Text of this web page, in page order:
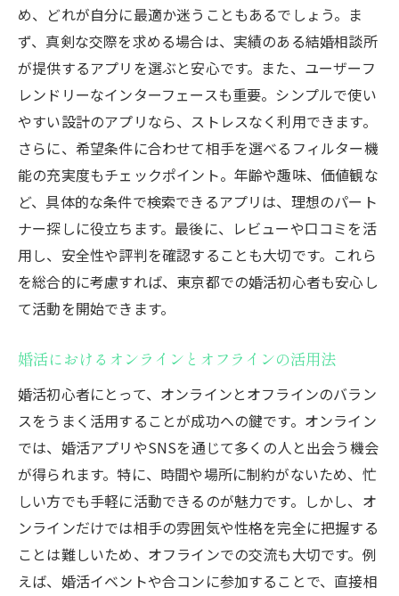
め、どれが自分に最適か迷うこともあるでしょう。ま
ず、真剣な交際を求める場合は、実績のある結婚相談所
が提供するアプリを選ぶと安心です。また、ユーザーフ
レンドリーなインターフェースも重要。シンプルで使い
やすい設計のアプリなら、ストレスなく利用できます。
さらに、希望条件に合わせて相手を選べるフィルター機
能の充実度もチェックポイント。年齢や趣味、価値観な
ど、具体的な条件で検索できるアプリは、理想のパート
ナー探しに役立ちます。最後に、レビューや口コミを活
用し、安全性や評判を確認することも大切です。これら
を総合的に考慮すれば、東京都での婚活初心者も安心し
て活動を開始できます。
婚活におけるオンラインとオフラインの活用法
婚活初心者にとって、オンラインとオフラインのバラン
スをうまく活用することが成功への鍵です。オンライン
では、婚活アプリやSNSを通じて多くの人と出会う機会
が得られます。特に、時間や場所に制約がないため、忙
しい方でも手軽に活動できるのが魅力です。しかし、オ
ンラインだけでは相手の雰囲気や性格を完全に把握する
ことは難しいため、オフラインでの交流も大切です。例
えば、婚活イベントや合コンに参加することで、直接相